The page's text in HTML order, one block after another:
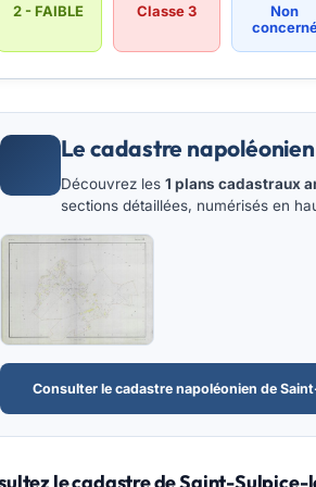
2 - FAIBLE Classe 3
Non
Le cadastre
Découvrez les 1 plans cadastraux
sections détaillées, numérisés en
Consulter le cadastre napoléonien de
le cadastre de Saint-